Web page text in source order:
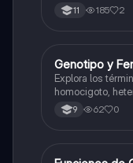
11 185 2
GBiologia
Genotipo y
Explora los
homocigoto,
9 62 0